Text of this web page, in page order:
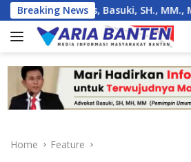
Skip
to
content
Breaking News
Basuki, SH., MM., MH. :
Home Feature